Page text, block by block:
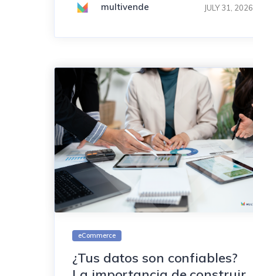
multivende JULY 31, 2026
eCommerce
¿Tus datos son confiables?